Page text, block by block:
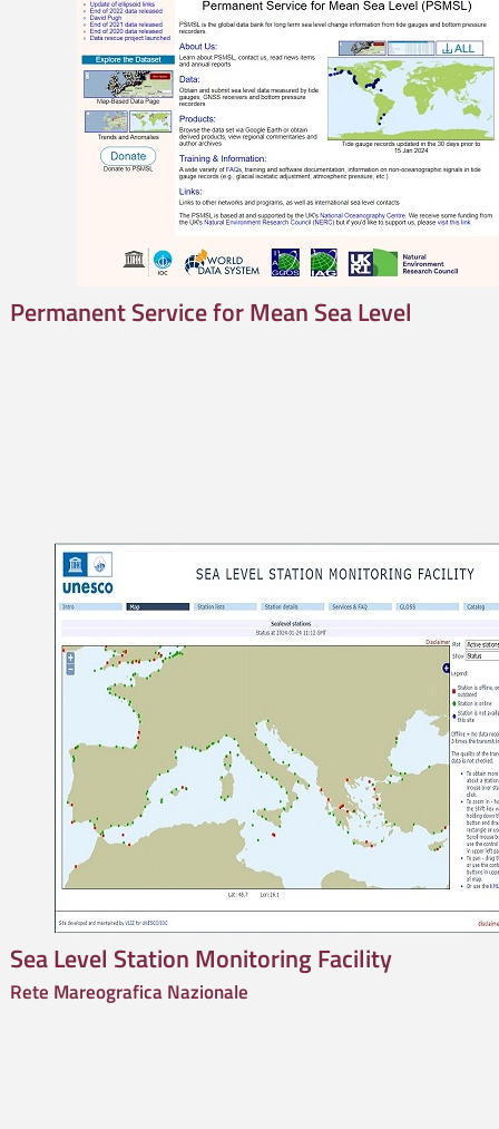
Permanent Service for Mean Sea Level
Sea Level Station Monitoring Facility
Rete Mareografica Nazionale